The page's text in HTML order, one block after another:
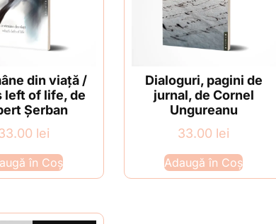
din viață /
left of life, de
Șerban
lei
în Coș
Dialoguri, pagini de
jurnal, de Cornel
Ungureanu
33.00 lei
Adaugă în Coș